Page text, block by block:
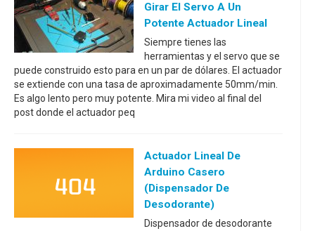
Girar El Servo A Un
Potente Actuador Lineal
Siempre tienes las
herramientas y el servo que se
puede construido esto para en un par de dólares. El actuador
se extiende con una tasa de aproximadamente 50mm/min.
Es algo lento pero muy potente. Mira mi video al final del
post donde el actuador peq
Actuador Lineal De
Arduino Casero
(dispensador De
Desodorante)
Dispensador de desodorante